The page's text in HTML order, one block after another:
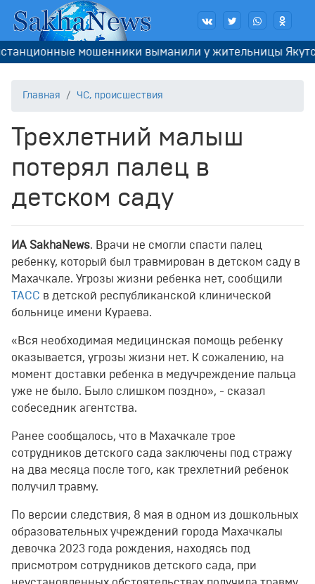
мошенники выманили у жительницы Якутска
Главная ЧС, происшествия
Трехлетний малыш
потерял палец в
детском саду
ИА SakhaNews. Врачи не смогли спасти палец
ребенку, который был травмирован в детском саду в
Махачкале. Угрозы жизни ребенка нет, сообщили
ТАСС в детской республиканской клинической
больнице имени Кураева.
«Вся необходимая медицинская помощь ребенку
оказывается, угрозы жизни нет. К сожалению, на
момент доставки ребенка в медучреждение пальца
уже не было. Было слишком поздно», - сказал
собеседник агентства.
Ранее сообщалось, что в Махачкале трое
сотрудников детского сада заключены под стражу
на два месяца после того, как трехлетний ребенок
получил травму.
По версии следствия, 8 мая в одном из дошкольных
образовательных учреждений города Махачкалы
девочка 2023 года рождения, находясь под
присмотром сотрудников детского сада, при